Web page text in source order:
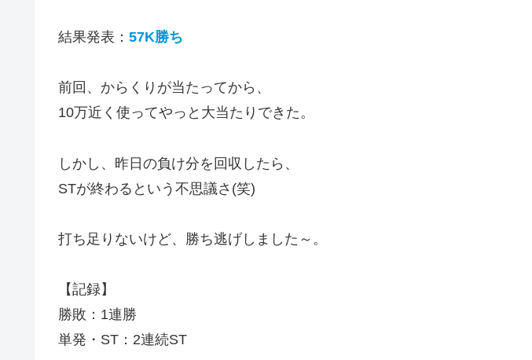
結果発表： 57K勝ち
前回、からくりが当たってから、
10万近く使ってやっと大当たりできた。
しかし、昨日の負け分を回収したら、
STが終わるという不思議さ(笑)
打ち足りないけど、勝ち逃げしました～。
【記録】
勝敗：1連勝
単発・ST：2連続ST